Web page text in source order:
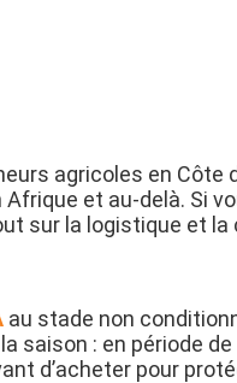
agricoles en Côte
et au-delà. Si
sur la logistique et la
au stade non
saison : en période
d’acheter pour